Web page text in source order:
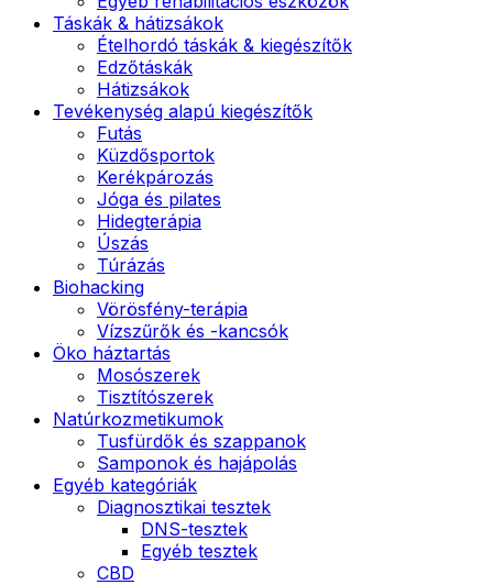
Táskák & hátizsákok
Ételhordó táskák & kiegészítők
Edzőtáskák
Hátizsákok
Tevékenység alapú kiegészítők
Futás
Küzdősportok
Kerékpározás
Jóga és pilates
Hidegterápia
Úszás
Túrázás
Biohacking
Vörösfény-terápia
Vízszűrők és -kancsók
Öko háztartás
Mosószerek
Tisztítószerek
Natúrkozmetikumok
Tusfürdők és szappanok
Samponok és hajápolás
Egyéb kategóriák
Diagnosztikai tesztek
DNS-tesztek
Egyéb tesztek
CBD